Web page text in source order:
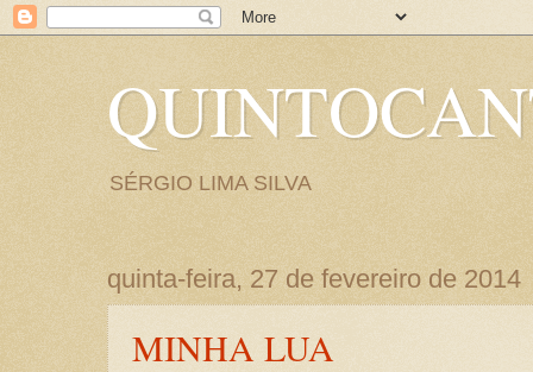
SÉRGIO LIMA SILVA
quinta-feira, 27 de fevereiro de 2014
MINHA LUA